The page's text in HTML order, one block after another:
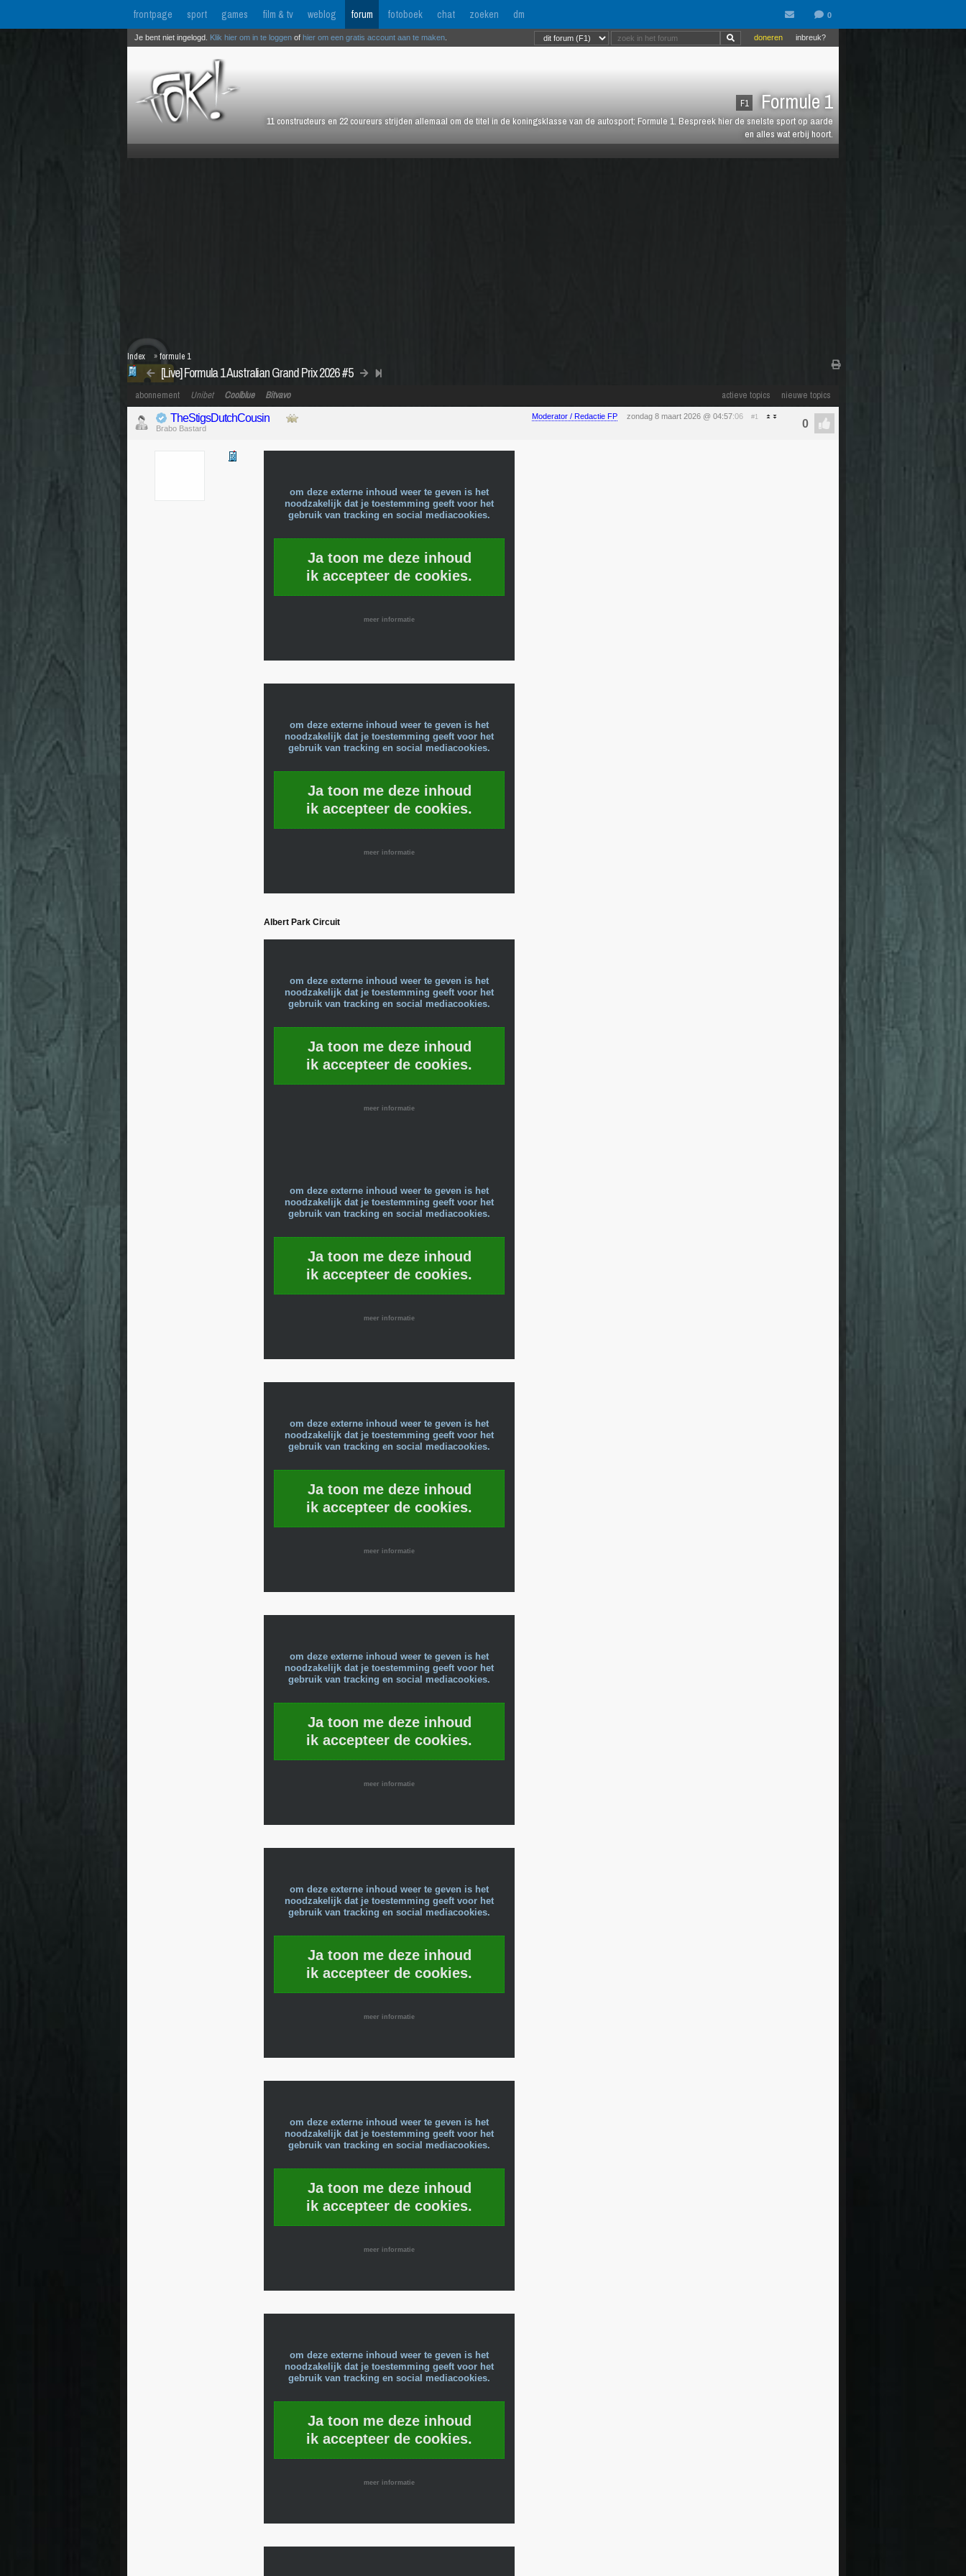
frontpage sport games film & tv weblog forum fotoboek chat zoeken dm
F1 Formule 1
11 constructeurs en 22 coureurs strijden allemaal om de titel in de koningsklasse van de autosport: Formule 1. Bespreek hier de snelste sport op aarde
en alles wat erbij hoort.
inbreuk?
doneren
Je bent niet ingelogd. Klik hier om in te loggen of hier om een gratis account aan te maken
[Live] Formula 1 Australian Grand Prix 2026 #5
Index »formule 1
actieve topics nieuwe topics
abonnement Unibet Coolblue Bitvavo
Moderator / Redactie FP zondag 8 maart 2026 @ 04:57:06 #1
TheStigsDutchCousin
Brabo Bastard
om deze externe inhoud weer te geven is het
noodzakelijk dat je toestemming geeft voor het
gebruik van tracking en social mediacookies.
Ja toon me deze inhoud
ik accepteer de cookies.
meer informatie
om deze externe inhoud weer te geven is het
noodzakelijk dat je toestemming geeft voor het
gebruik van tracking en social mediacookies.
Ja toon me deze inhoud
ik accepteer de cookies.
meer informatie
Albert Park Circuit
om deze externe inhoud weer te geven is het
noodzakelijk dat je toestemming geeft voor het
gebruik van tracking en social mediacookies.
Ja toon me deze inhoud
ik accepteer de cookies.
meer informatie
om deze externe inhoud weer te geven is het
noodzakelijk dat je toestemming geeft voor het
gebruik van tracking en social mediacookies.
Ja toon me deze inhoud
ik accepteer de cookies.
meer informatie
om deze externe inhoud weer te geven is het
noodzakelijk dat je toestemming geeft voor het
gebruik van tracking en social mediacookies.
Ja toon me deze inhoud
ik accepteer de cookies.
meer informatie
om deze externe inhoud weer te geven is het
noodzakelijk dat je toestemming geeft voor het
gebruik van tracking en social mediacookies.
Ja toon me deze inhoud
ik accepteer de cookies.
meer informatie
om deze externe inhoud weer te geven is het
noodzakelijk dat je toestemming geeft voor het
gebruik van tracking en social mediacookies.
Ja toon me deze inhoud
ik accepteer de cookies.
meer informatie
om deze externe inhoud weer te geven is het
noodzakelijk dat je toestemming geeft voor het
gebruik van tracking en social mediacookies.
Ja toon me deze inhoud
ik accepteer de cookies.
meer informatie
om deze externe inhoud weer te geven is het
noodzakelijk dat je toestemming geeft voor het
gebruik van tracking en social mediacookies.
Ja toon me deze inhoud
ik accepteer de cookies.
meer informatie